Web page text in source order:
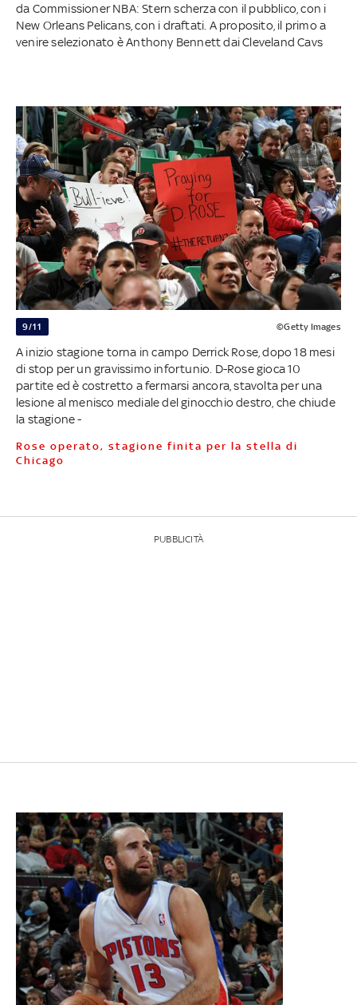
da Commissioner NBA: Stern scherza con il pubblico, con i
New Orleans Pelicans, con i draftati. A proposito, il primo a
venire selezionato è Anthony Bennett dai Cleveland Cavs
9/11 ©Getty Images
A inizio stagione torna in campo Derrick Rose, dopo 18 mesi
di stop per un gravissimo infortunio. D-Rose gioca 10
partite ed è costretto a fermarsi ancora, stavolta per una
lesione al menisco mediale del ginocchio destro, che chiude
la stagione -
Rose operato, stagione finita per la stella di
Chicago
PUBBLICITÀ